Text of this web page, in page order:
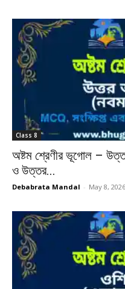
Class 8
অষ্টম শ্রেণীর ভূগোল –
ও উত্তর...
Debabrata Mandal - May 8, 2026